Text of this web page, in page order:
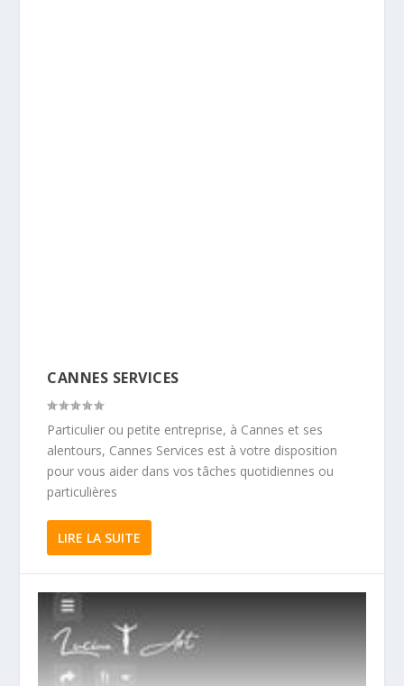
CANNES SERVICES
Particulier ou petite entreprise, à Cannes et ses
alentours, Cannes Services est à votre disposition
pour vous aider dans vos tâches quotidiennes ou
particulières
LIRE LA SUITE